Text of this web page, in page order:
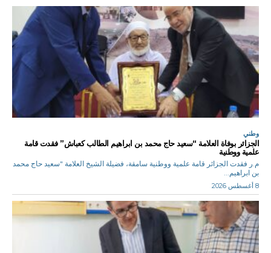
وطني
الجزائر بوفاة العلامة “سعيد حاج محمد بن ابراهيم الطالب كعباش” فقدت قامة
علمية ووطنية
م.ر فقدت الجزائر قامة علمية ووطنية سامقة، فضيلة الشيخ العلامة "سعيد حاج محمد
بن ابراهيم...
8 أغسطس 2026